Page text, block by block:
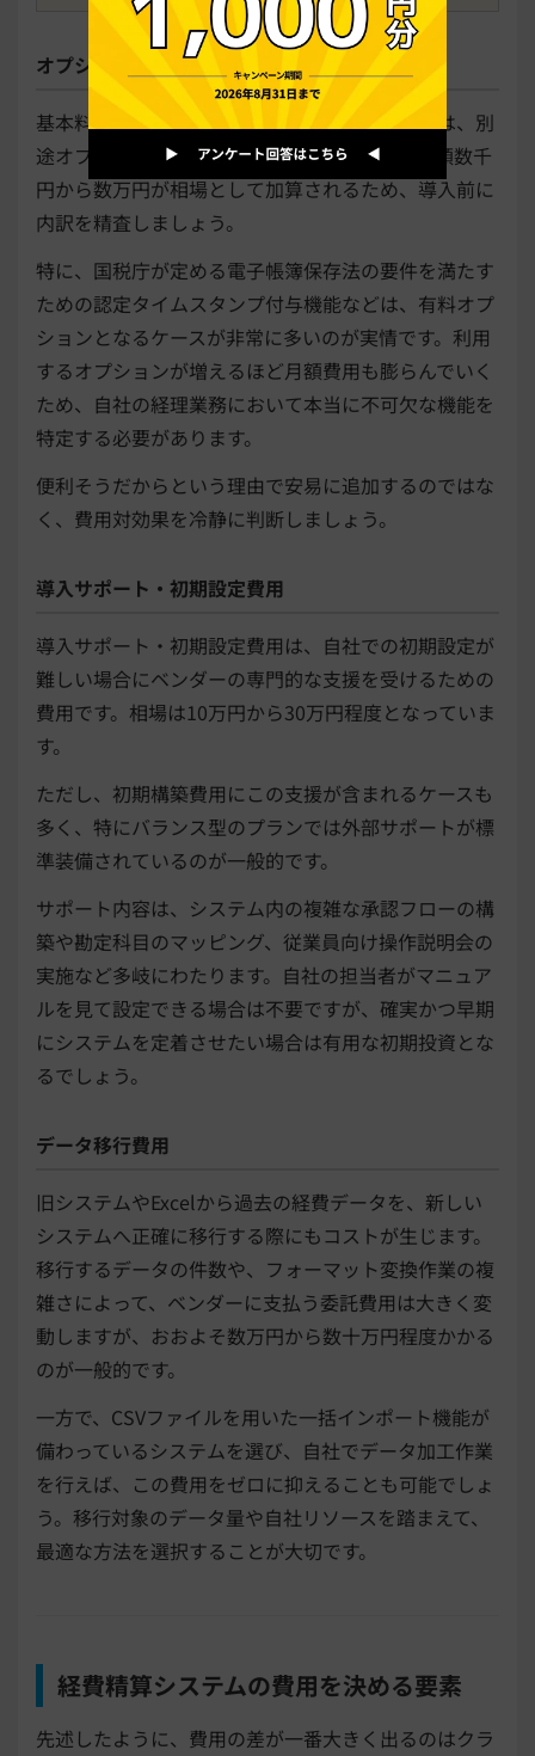
オプション機能費用
基本料金に含まれない高度な機能を利用する際は、別
途オプション費用が発生します。機能ごとに月額数千
円から数万円が相場として加算されるため、導入前に
内訳を精査しましょう。
特に、国税庁が定める電子帳簿保存法の要件を満たす
ための認定タイムスタンプ付与機能などは、有料オプ
ションとなるケースが非常に多いのが実情です。利用
するオプションが増えるほど月額費用も膨らんでいく
ため、自社の経理業務において本当に不可欠な機能を
特定する必要があります。
便利そうだからという理由で安易に追加するのではな
く、費用対効果を冷静に判断しましょう。
導入サポート・初期設定費用
導入サポート・初期設定費用は、自社での初期設定が
難しい場合にベンダーの専門的な支援を受けるための
費用です。相場は10万円から30万円程度となっていま
す。
ただし、初期構築費用にこの支援が含まれるケースも
多く、特にバランス型のプランでは外部サポートが標
準装備されているのが一般的です。
サポート内容は、システム内の複雑な承認フローの構
築や勘定科目のマッピング、従業員向け操作説明会の
実施など多岐にわたります。自社の担当者がマニュア
ルを見て設定できる場合は不要ですが、確実かつ早期
にシステムを定着させたい場合は有用な初期投資とな
るでしょう。
データ移行費用
旧システムやExcelから過去の経費データを、新しい
システムへ正確に移行する際にもコストが生じます。
移行するデータの件数や、フォーマット変換作業の複
雑さによって、ベンダーに支払う委託費用は大きく変
動しますが、おおよそ数万円から数十万円程度かかる
のが一般的です。
一方で、CSVファイルを用いた一括インポート機能が
備わっているシステムを選び、自社でデータ加工作業
を行えば、この費用をゼロに抑えることも可能でしょ
う。移行対象のデータ量や自社リソースを踏まえて、
最適な方法を選択することが大切です。
経費精算システムの費用を決める要素
先述したように、費用の差が一番大きく出るのはクラ